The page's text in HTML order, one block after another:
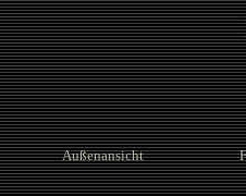
Außenansicht